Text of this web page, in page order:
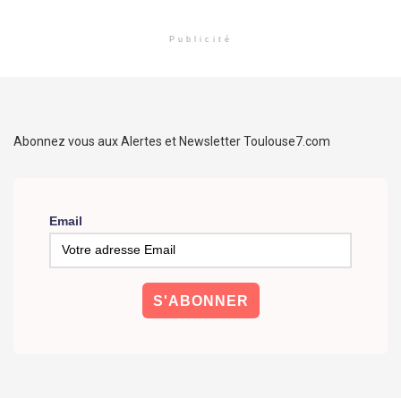
Publicité
Abonnez vous aux Alertes et Newsletter Toulouse7.com
Email